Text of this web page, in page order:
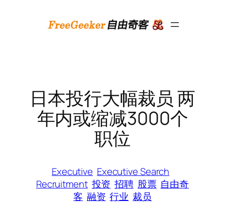
日本投行大幅裁员 两
年内或缩减3000个
职位
Executive Executive Search
Recruitment 投资 招聘 股票 自由奇
客 融资 行业 裁员